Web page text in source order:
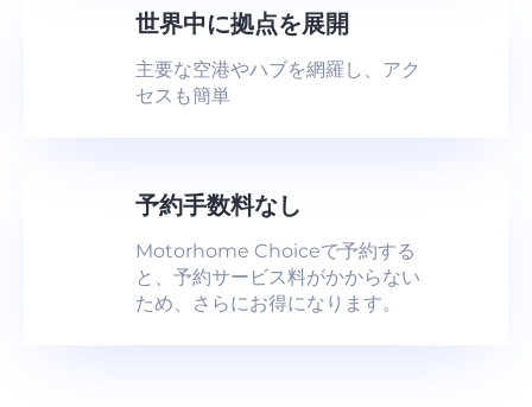
世界中に拠点を展開
主要な空港やハブを網羅し、アク
セスも簡単
予約手数料なし
Motorhome Choiceで予約する
と、予約サービス料がかからない
ため、さらにお得になります。